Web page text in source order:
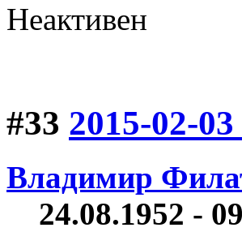
Неактивен
#33 2015-02-
Владимир
24.08.1952 -